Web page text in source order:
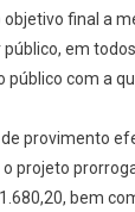
final a
em
com a
provimento
projeto
bem